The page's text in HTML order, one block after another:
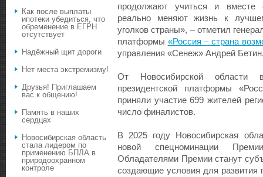
продолжают учиться и вместе
реально меняют жизнь к
уголков страны», – отметил
платформы «Россия – страна
управления «Сенеж» Андрей
От Новосибирской
президентской платформы
приняли участие 699 жителей
число финалистов.
В 2025 году Новосибирская
новой спецноминации
Обладателями Премии станут
создающие условия для развития
Как после выплаты
ипотеки убедиться, что
обременение в ЕГРН
отсутствует
Надёжный щит дороги
Нет места экстремизму!
Друзья! Приглашаем
вас к общению!
Память в наших
сердцах
Новосибирская область
стала лидером по
применению БПЛА в
природоохранном
контроле